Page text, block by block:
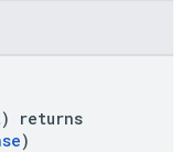
) returns
)